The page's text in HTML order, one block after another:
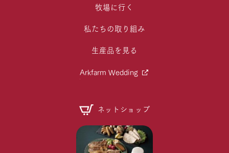
牧場に行く
私たちの取り組み
生産品を見る
Arkfarm Wedding
ネットショップ